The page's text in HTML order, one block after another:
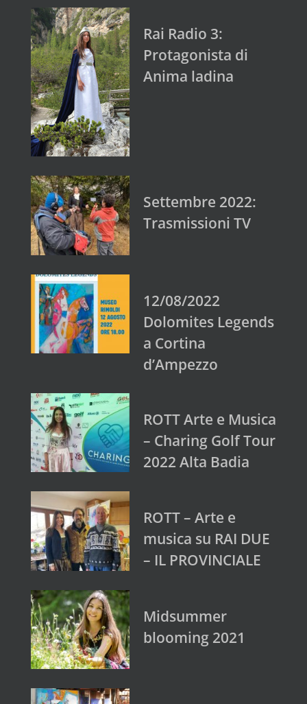
Rai Radio 3:
Protagonista di
Anima ladina
Settembre 2022:
Trasmissioni TV
12/08/2022
Dolomites Legends
a Cortina
d’Ampezzo
ROTT Arte e Musica
– Charing Golf Tour
2022 Alta Badia
ROTT – Arte e
musica su RAI DUE
– IL PROVINCIALE
Midsummer
blooming 2021